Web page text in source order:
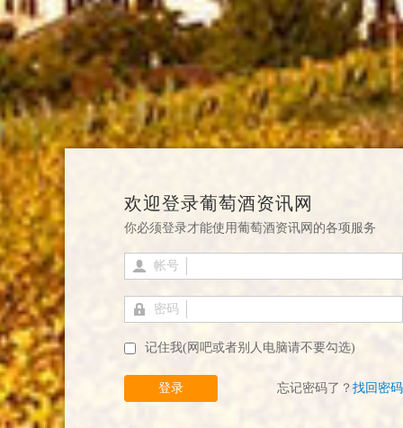
欢迎登录葡萄酒资讯网
你必须登录才能使用葡萄酒资讯网的各项服务
帐号
密码
记住我(网吧或者别人电脑请不要勾选)
登录 忘记密码了？ 找回密码